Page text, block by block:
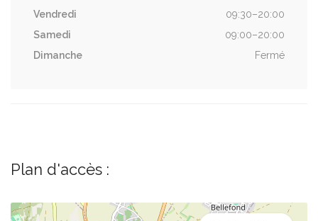
Vendredi
09:30–20:00
Samedi
09:00–20:00
Dimanche
Fermé
Plan d'accès :